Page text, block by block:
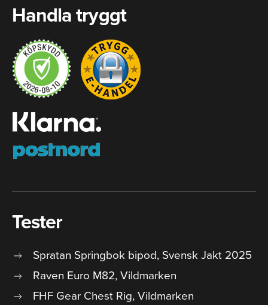
Handla tryggt
Tester
Spratan Springbok bipod, Svensk Jakt 2025
Raven Euro M82, Vildmarken
FHF Gear Chest Rig, Vildmarken